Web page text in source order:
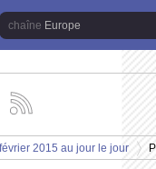
Europe
les
actualités
de
2015 au jour le jour
>